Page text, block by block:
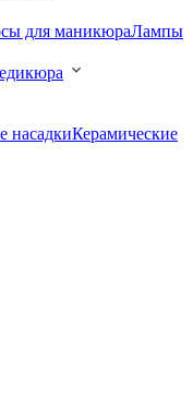
для маникюраЛампы
насадкиКерамические